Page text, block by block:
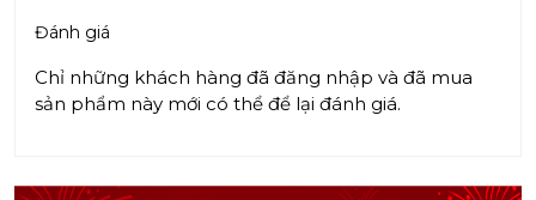
Đánh giá
Chỉ những khách hàng đã đăng nhập và đã mua
sản phẩm này mới có thể để lại đánh giá.